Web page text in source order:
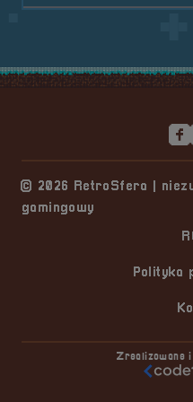
© 2026 RetroSfera |
gamingowy
Polityka
Zrealizowane